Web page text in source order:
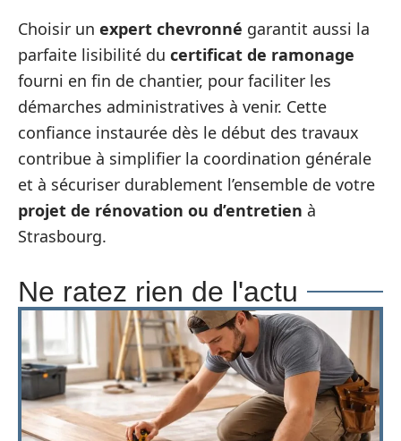
Choisir un expert chevronné garantit aussi la
parfaite lisibilité du certificat de ramonage
fourni en fin de chantier, pour faciliter les
démarches administratives à venir. Cette
confiance instaurée dès le début des travaux
contribue à simplifier la coordination générale
et à sécuriser durablement l’ensemble de votre
projet de rénovation ou d’entretien à
Strasbourg.
Ne ratez rien de l'actu